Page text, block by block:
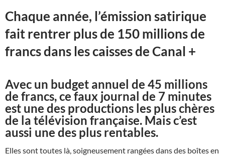
Chaque année, l’émission satirique
fait rentrer plus de 150 millions de
francs dans les caisses de Canal +
Avec un budget annuel de 45 millions
de francs, ce faux journal de 7 minutes
est une des productions les plus chères
de la télévision française. Mais c’est
aussi une des plus rentables.
Elles sont toutes là, soigneusement rangées dans des boîtes en